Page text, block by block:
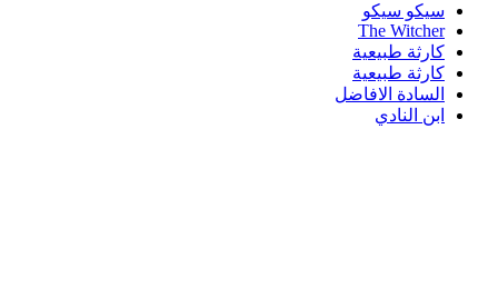
سيكو سيكو
The Witcher
كارثة طبيعية
كارثة طبيعية
السادة الافاضل
ابن النادي